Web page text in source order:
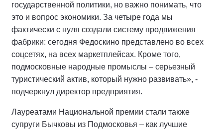
государственной политики, но важно понимать, что
это и вопрос экономики. За четыре года мы
фактически с нуля создали систему продвижения
фабрики: сегодня Федоскино представлено во всех
соцсетях, на всех маркетплейсах. Кроме того,
подмосковные народные промыслы – серьезный
туристический актив, который нужно развивать», -
подчеркнул директор предприятия.
Лауреатами Национальной премии стали также
супруги Бычковы из Подмосковья – как лучшие